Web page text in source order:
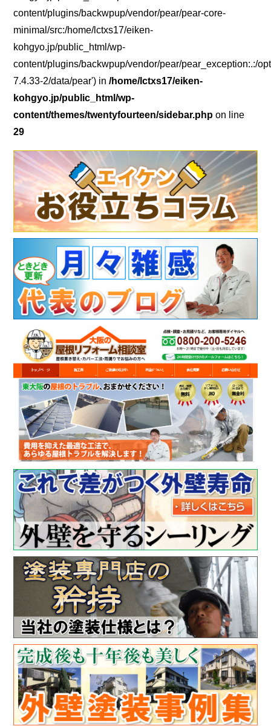
content/plugins/backwpup/vendor/pear/pear-core-
minimal/src:/home/lctxs17/eiken-
kohgyo.jp/public_html/wp-
content/plugins/backwpup/vendor/pear/pear_exception:.:/
7.4.33-2/data/pear') in/home/lctxs17/eiken-
kohgyo.jp/public_html/wp-
content/themes/twentyfourteen/sidebar.php on line
29